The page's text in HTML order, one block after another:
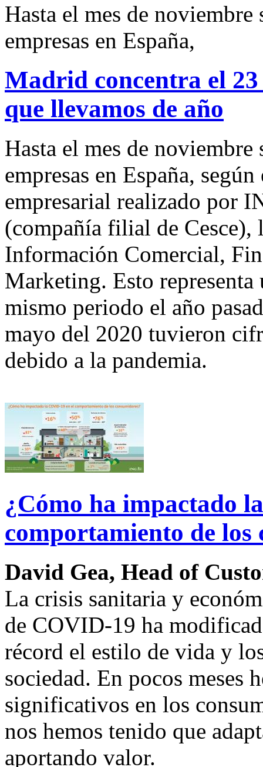
Hasta el mes de
empresas en España,
Madrid concentra el 23
que llevamos de año
Hasta el mes de
empresas en España,
empresarial realizado por
(compañía filial de
Información Comercial,
Marketing. Esto
mismo periodo el año
mayo del 2020 tuvieron
debido a la pandemia.
¿Cómo ha impactado
comportamiento de los
David Gea, Head of
La crisis sanitaria y
de COVID-19 ha
récord el estilo de vida y
sociedad. En pocos meses
significativos en los
nos hemos tenido que
aportando valor.